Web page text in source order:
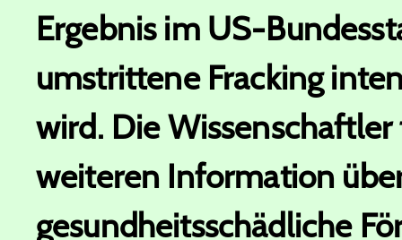
Ergebnis im US-
umstrittene Fracking
wird. Die
weiteren Information
gesundheitsschädliche